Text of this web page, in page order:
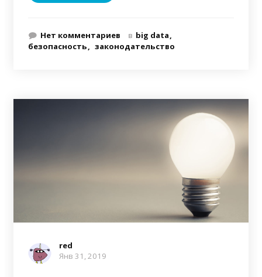
Нет комментариев в big data
безопасность
законодательство
red
Янв 31, 2019